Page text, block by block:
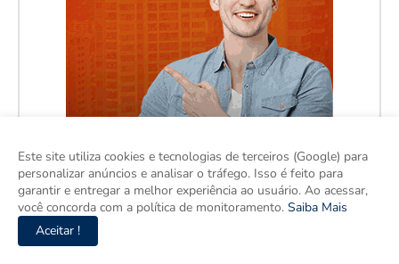
Este site utiliza cookies e tecnologias de terceiros (Google) para
personalizar anúncios e analisar o tráfego. Isso é feito para
garantir e entregar a melhor experiência ao usuário. Ao acessar,
você concorda com a política de monitoramento. Saiba Mais
Aceitar !